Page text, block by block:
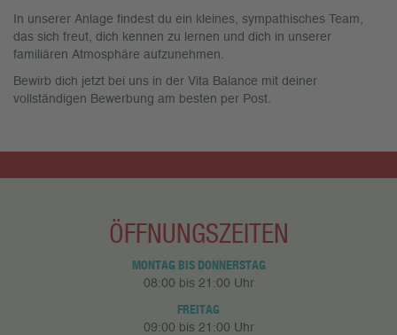
In unserer Anlage findest du ein kleines, sympathisches Team,
das sich freut, dich kennen zu lernen und dich in unserer
familiären Atmosphäre aufzunehmen.
Bewirb dich jetzt bei uns in der Vita Balance mit deiner
vollständigen Bewerbung am besten per Post.
ÖFFNUNGSZEITEN
MONTAG BIS DONNERSTAG
08:00 bis 21:00 Uhr
FREITAG
09:00 bis 21:00 Uhr